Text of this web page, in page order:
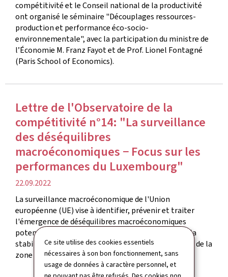
Ce site utilise des cookies essentiels
nécessaires à son bon fonctionnement, sans
usage de données à caractère personnel, et
compétitivité et le Conseil national de la productivité
ont organisé le séminaire "Découplages ressources-
production et performance éco-socio-
environnementale", avec la participation du ministre de
l’Économie M. Franz Fayot et de Prof. Lionel Fontagné
(Paris School of Economics).
Lettre de l'Observatoire de la
compétitivité n°14: "La surveillance
des déséquilibres
macroéconomiques − Focus sur les
performances du Luxembourg"
date
de
publication
22.09.2022
La surveillance macroéconomique de l'Union
européenne (UE) vise à identifier, prévenir et traiter
l'émergence de déséquilibres macroéconomiques
potentiellement dangereux qui pourraient nuire à la
stabilité économique d'un État membre particulier, de la
zone euro ou de l'UE dans son ensemble.